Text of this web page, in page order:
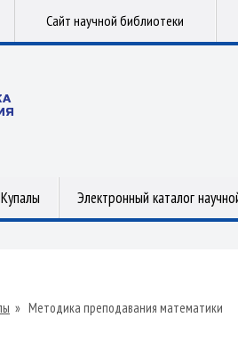
Сайт научной библиотеки
Электронный каталог
» Методика преподавания математики